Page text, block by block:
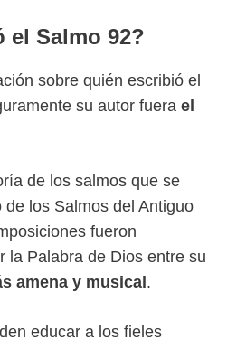
el Salmo 92?
sobre quién escribió el
su autor fuera el
de los salmos que se
los Salmos del Antiguo
fueron
la Palabra de Dios entre su
amena y musical .
educar a los fieles